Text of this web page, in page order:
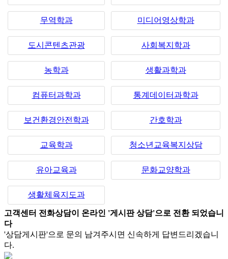
무역학과 미디어영상학과
도시콘텐츠관광 사회복지학과
농학과 생활과학과
컴퓨터과학과 통계데이터과학과
보건환경안전학과 간호학과
교육학과 청소년교육복지상담
유아교육과 문화교양학과
생활체육지도과
고객센터 전화상담이 온라인 '게시판 상담'으로 전환 되었습니
다
'상담게시판'으로 문의 남겨주시면 신속하게 답변드리겠습니
다.